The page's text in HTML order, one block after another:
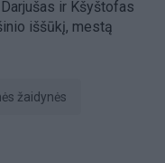
ir Kšyštofas
iššūkį, mestą
žaidynės